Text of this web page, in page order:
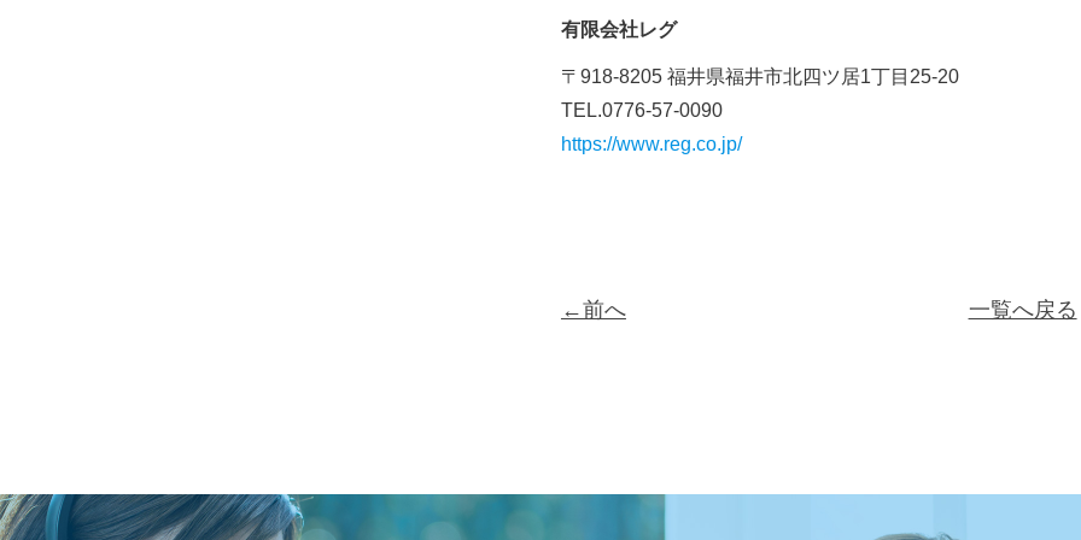
有限会社レグ
〒918-8205 福井県福井市北四ツ居1丁目25-20
TEL.0776-57-0090
https://www.reg.co.jp/
←前へ 一覧へ戻る